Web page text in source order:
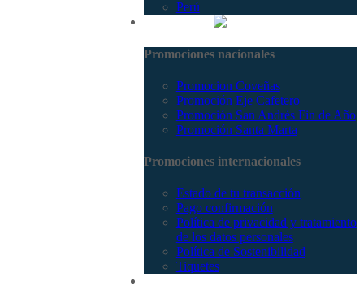
Perú
Promociones nacionales
Promocion Coveñas
Promoción Eje Cafetero
Promoción San Andrés Fin de Año
Promoción Santa Marta
Promociones internacionales
Estado de tu transacción
Pago confirmación
Política de privacidad y tratamiento
de los datos personales
Política de Sostenibilidad
Tiquetes